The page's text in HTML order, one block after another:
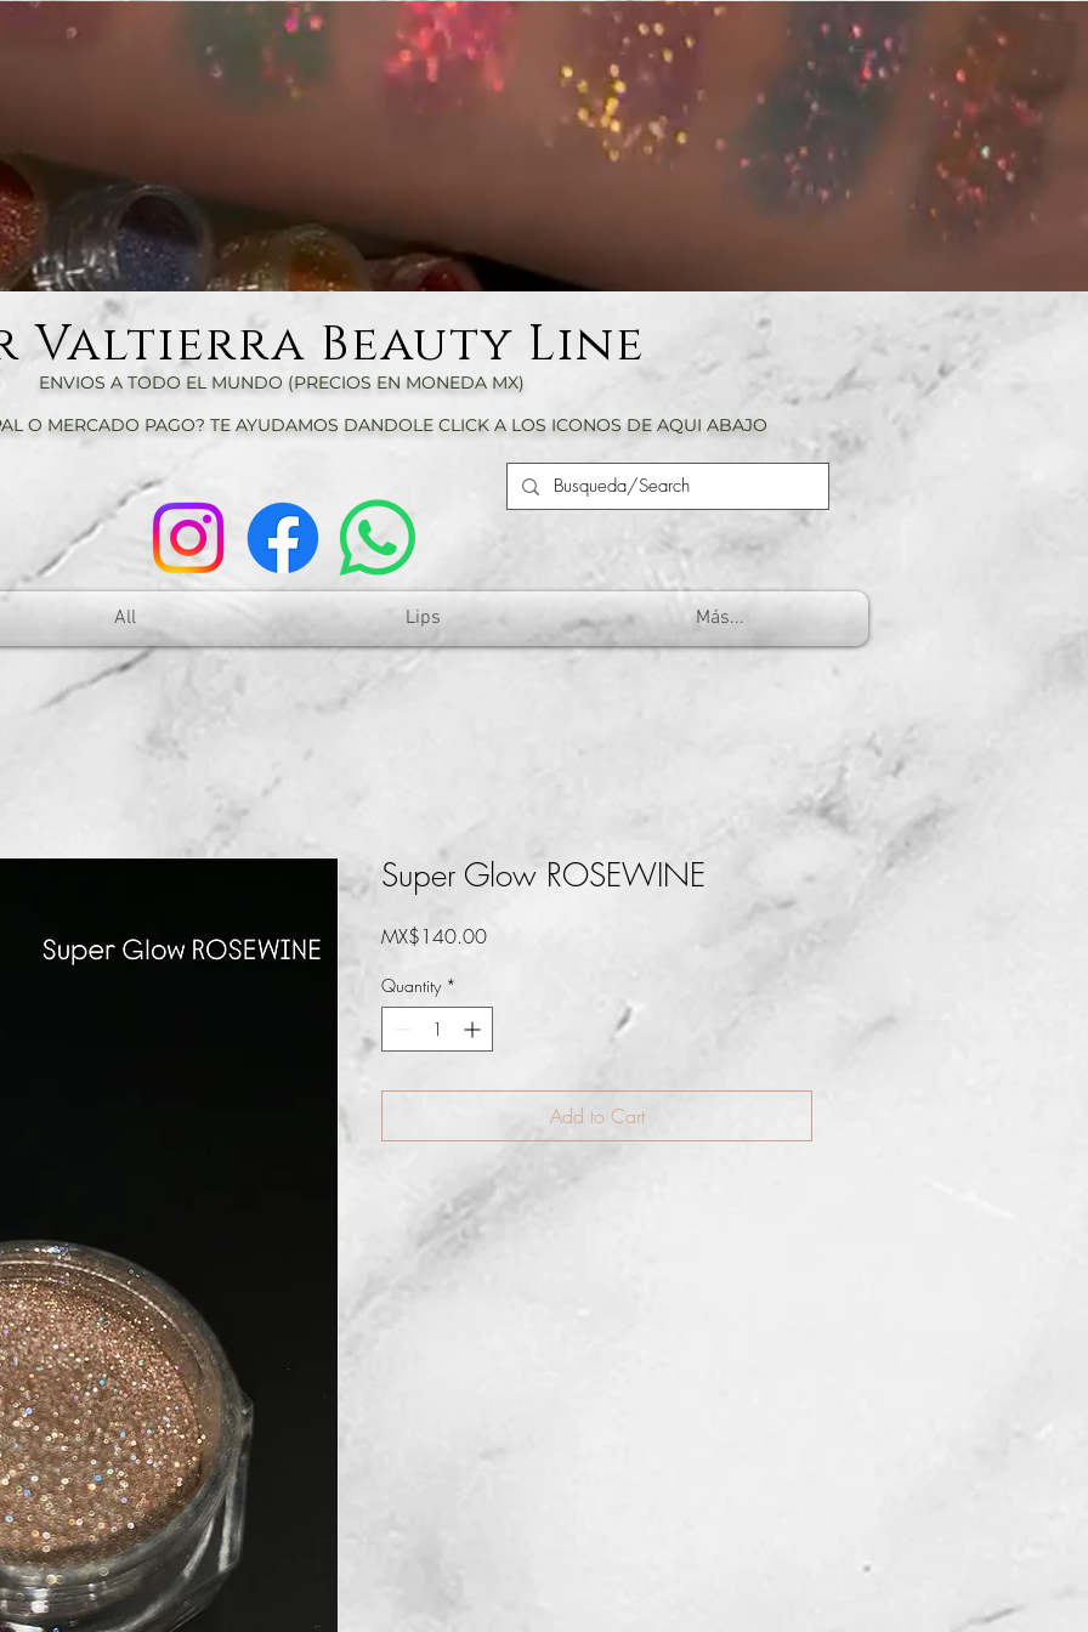
Valtierra Beauty Line
ENVIOS A TODO EL MUNDO (PRECIOS EN MONEDA MX)
O MERCADO PAGO? TE AYUDAMOS DANDOLE CLICK A LOS ICONOS DE AQUI ABAJO
All Lips Más...
Super Glow ROSEWINE
MX$140.00Price
Quantity *
Add to Cart